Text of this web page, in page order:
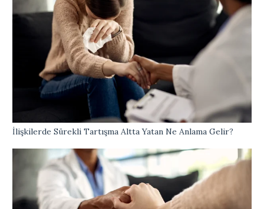
İlişkilerde Sürekli Tartışma Altta Yatan Ne Anlama Gelir?